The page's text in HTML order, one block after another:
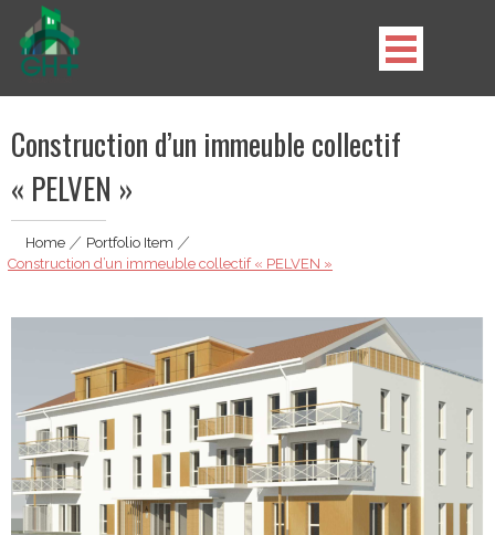
content
Construction d’un immeuble collectif
« PELVEN »
Home|Portfolio Item|
Construction d’un immeuble collectif « PELVEN »